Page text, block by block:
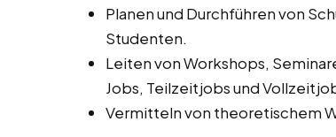
Planen und Durchführen von
Studenten.
Leiten von Workshops,
Jobs, Teilzeitjobs und
Vermitteln von theoretischem